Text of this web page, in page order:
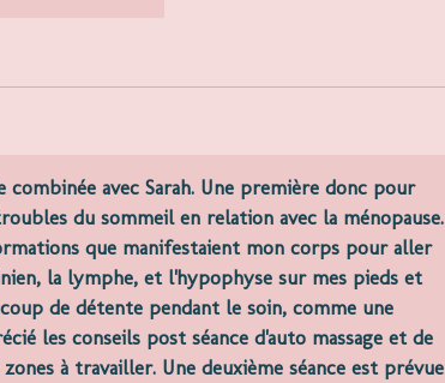
combinée avec Sarah. Une première donc pour
du sommeil en relation avec la ménopause.
que manifestaient mon corps pour aller
la lymphe, et l'hypophyse sur mes pieds et
de détente pendant le soin, comme une
les conseils post séance d'auto massage et de
à travailler. Une deuxième séance est prévue